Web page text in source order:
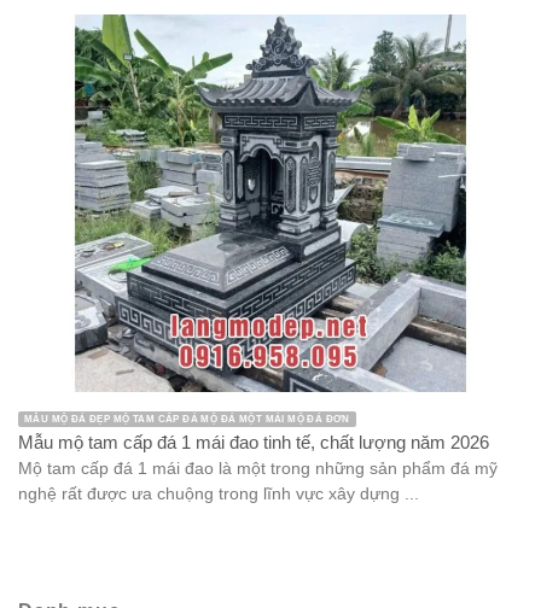
MẪU MỘ ĐÁ ĐẸP MỘ TAM CẤP ĐÁ MỘ ĐÁ MỘT MÁI MỘ ĐÁ ĐƠN
Mẫu mộ tam cấp đá 1 mái đao tinh tế, chất lượng năm 2026
Mộ tam cấp đá 1 mái đao là một trong những sản phẩm đá mỹ
nghệ rất được ưa chuộng trong lĩnh vực xây dựng ...